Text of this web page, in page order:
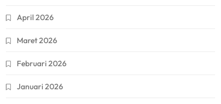
April 2026
Maret 2026
Februari 2026
Januari 2026